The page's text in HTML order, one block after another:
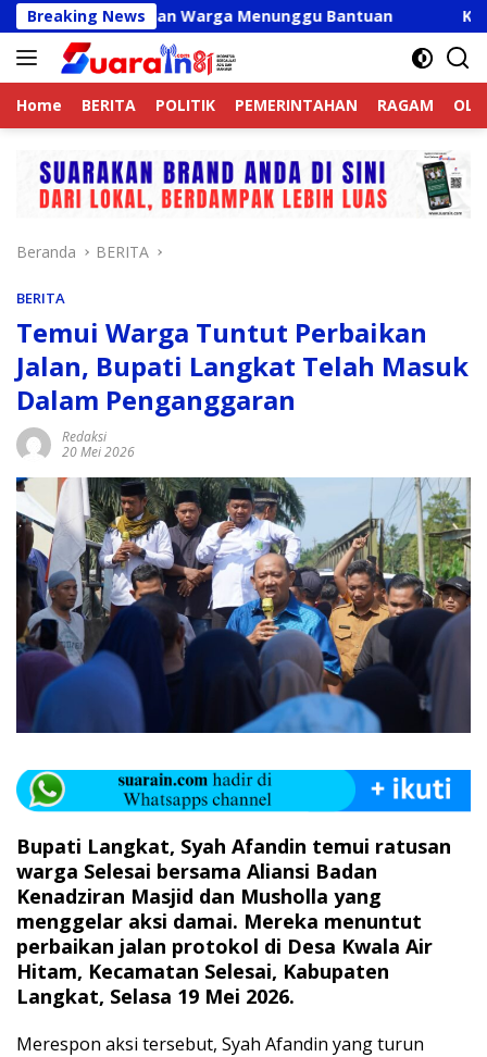
Langsung
ke
konten
Breaking News
Ribuan Warga Menunggu Bantuan Kapolres
Home BERITA POLITIK PEMERINTAHAN RAGAM
Beranda BERITA
BERITA
Temui Warga Tuntut Perbaikan
Jalan, Bupati Langkat Telah Masuk
Dalam Penganggaran
Redaksi
20 Mei 2026
Bupati Langkat, Syah Afandin temui ratusan
warga Selesai bersama Aliansi Badan
Kenadziran Masjid dan Musholla yang
menggelar aksi damai. Mereka menuntut
perbaikan jalan protokol di Desa Kwala Air
Hitam, Kecamatan Selesai, Kabupaten
Langkat, Selasa 19 Mei 2026.
Merespon aksi tersebut, Syah Afandin yang turun